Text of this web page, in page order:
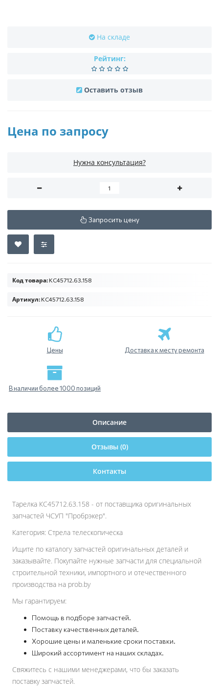
На складе
Рейтинг:
Оставить отзыв
Цена по запросу
Нужна консультация?
Запросить цену
Код товара: КС45712.63.158
Артикул: КС45712.63.158
Цены Доставка к месту ремонта
В наличии более 1000 позиций
Описание
Отзывы (0)
Контакты
Тарелка КС45712.63.158 - от поставщика оригинальных
запчастей ЧСУП "Пробрэкер".
Категория: Стрела телескопическа
Ищите по каталогу запчастей оригинальных деталей и
заказывайте. Покупайте нужные запчасти для специальной
строительной техники, импортного и отечественного
производства на prob.by
Мы гарантируем:
Помощь в подборе запчастей.
Поставку качественных деталей.
Хорошие цены и маленькие сроки поставки.
Широкий ассортимент на наших складах.
Свяжитесь с нашими менеджерами, что бы заказать
поставку запчастей.